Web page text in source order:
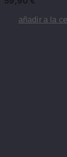
añadir a la